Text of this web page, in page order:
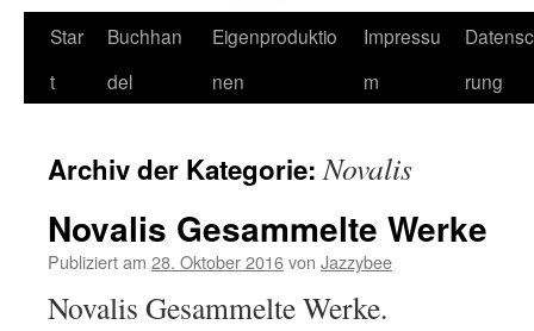
Zum
Inhalt
Star
t
Buchhan
del
Eigenproduktio
nen
Impressu
m
rung
Archiv der Kategorie:Novalis
Novalis Gesammelte Werke
Publiziert am 28. Oktober 2016von Jazzybee
Novalis Gesammelte Werke.